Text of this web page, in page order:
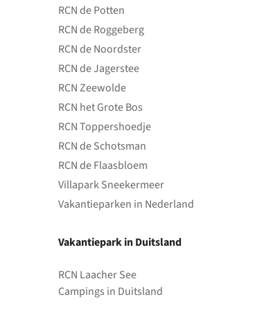
RCN de Potten
RCN de Roggeberg
RCN de Noordster
RCN de Jagerstee
RCN Zeewolde
RCN het Grote Bos
RCN Toppershoedje
RCN de Schotsman
RCN de Flaasbloem
Villapark Sneekermeer
Vakantieparken in Nederland
Vakantiepark in Duitsland
RCN Laacher See
Campings in Duitsland